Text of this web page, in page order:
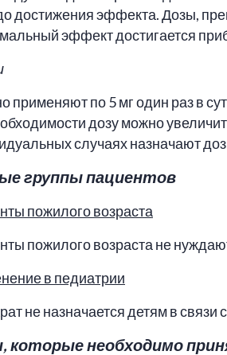
достижения эффекта. Дозы,
эффект достигается
применяют по 5 мг один раз в
дозу можно
случаях назначают
группы пациентов
пожилого возраста
пожилого возраста не
в педиатрии
не назначается детям в связи
которые необходимо